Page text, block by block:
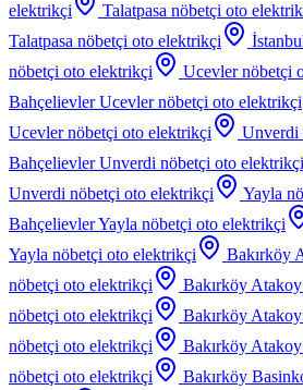
elektrikçi
Talatpasa nöbetçi oto
Talatpasa nöbetçi oto elektrikçi
nöbetçi oto elektrikçi
Ucevler nöbetçi
Bahçelievler Ucevler nöbetçi oto elektrikçi
Ucevler nöbetçi oto elektrikçi Unverdi
Bahçelievler Unverdi nöbetçi oto elektrikçi
Unverdi nöbetçi oto elektrikçi Yayla
Bahçelievler Yayla nöbetçi oto elektrikçi
Yayla nöbetçi oto elektrikçi
Bakırköy
nöbetçi oto elektrikçi
Bakırköy
nöbetçi oto elektrikçi
Bakırköy
nöbetçi oto elektrikçi
Bakırköy
nöbetçi oto elektrikçi
Bakırköy